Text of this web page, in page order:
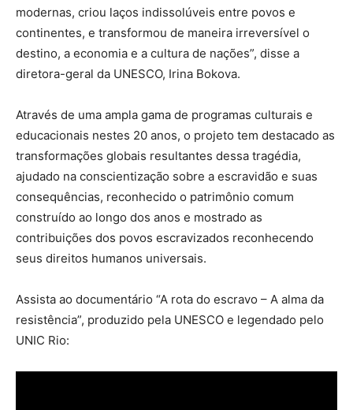
modernas, criou laços indissolúveis entre povos e
continentes, e transformou de maneira irreversível o
destino, a economia e a cultura de nações”, disse a
diretora-geral da UNESCO, Irina Bokova.
Através de uma ampla gama de programas culturais e
educacionais nestes 20 anos, o projeto tem destacado as
transformações globais resultantes dessa tragédia,
ajudado na conscientização sobre a escravidão e suas
consequências, reconhecido o patrimônio comum
construído ao longo dos anos e mostrado as
contribuições dos povos escravizados reconhecendo
seus direitos humanos universais.
Assista ao documentário “A rota do escravo – A alma da
resistência”, produzido pela UNESCO e legendado pelo
UNIC Rio: